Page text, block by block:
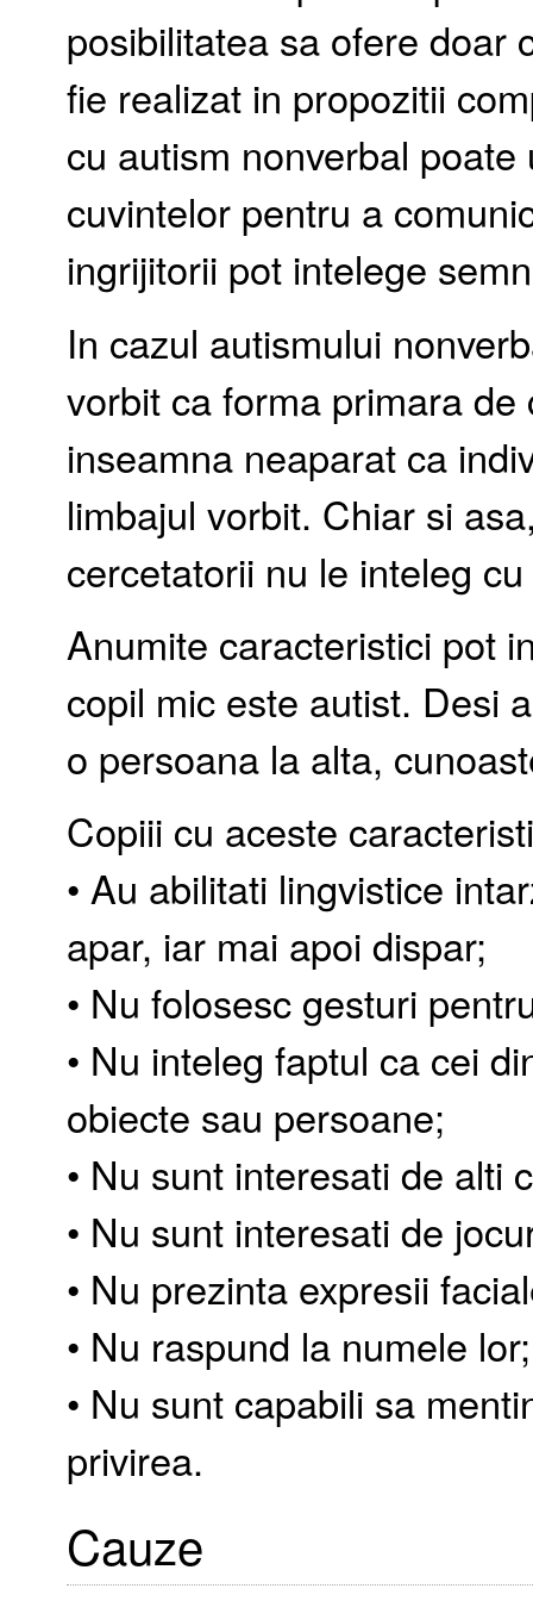
posibilitatea sa ofere doar
fie realizat in propozitii
cu autism nonverbal
cuvintelor pentru a
ingrijitorii pot intelege
In cazul autismului
vorbit ca forma primara
inseamna neaparat ca
limbajul vorbit. Chiar si
cercetatorii nu le inteleg
Anumite caracteristici pot
copil mic este autist. Desi
o persoana la alta,
Copiii cu aceste
• Au abilitati lingvistice
apar, iar mai apoi dispar;
• Nu folosesc gesturi
• Nu inteleg faptul ca cei
obiecte sau persoane;
• Nu sunt interesati de alti
• Nu sunt interesati de
• Nu prezinta expresii
• Nu raspund la numele lor;
• Nu sunt capabili sa
privirea.
Cauze